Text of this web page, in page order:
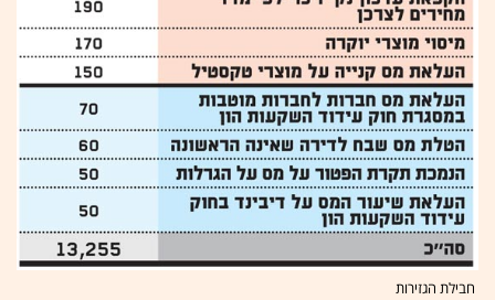
חבילת הגזירות